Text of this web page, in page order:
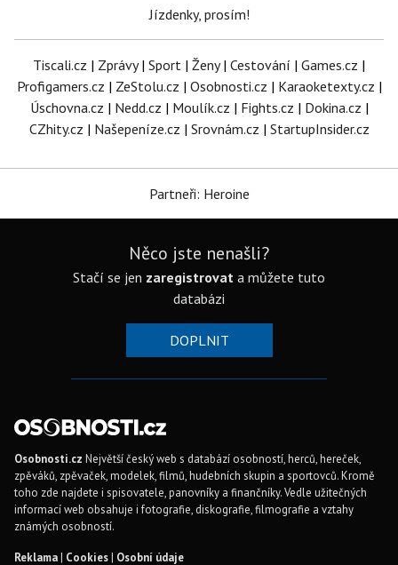
Jízdenky, prosím!
Tiscali.cz | Zprávy| Sport | Ženy| Cestování | Games.cz |
Profigamers.cz | ZeStolu.cz | Osobnosti.cz | Karaoketexty.cz |
Úschovna.cz | Nedd.cz | Moulík.cz | Fights.cz | Dokina.cz |
CZhity.cz | Našepeníze.cz | Srovnám.cz | StartupInsider.cz
Partneři: Heroine
Něco jste nenašli?
Stačí se jen zaregistrovat a můžete tuto
databázi
DOPLNIT
Osobnosti.cz Největší český web s databází osobností, herců, hereček,
zpěváků, zpěvaček, modelek, filmů, hudebních skupin a sportovců. Kromě
toho zde najdete i spisovatele, panovníky a finančníky. Vedle užitečných
informací web obsahuje i fotografie, diskografie, filmografie a vztahy
známých osobností.
Reklama| Cookies| Osobní údaje